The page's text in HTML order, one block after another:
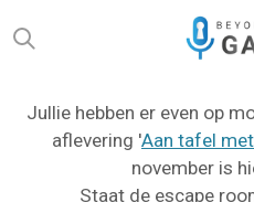
Ga
direct
hoofdinhoud
Jullie hebben er even op
aflevering 'Aan tafel
november is
Staat de escape